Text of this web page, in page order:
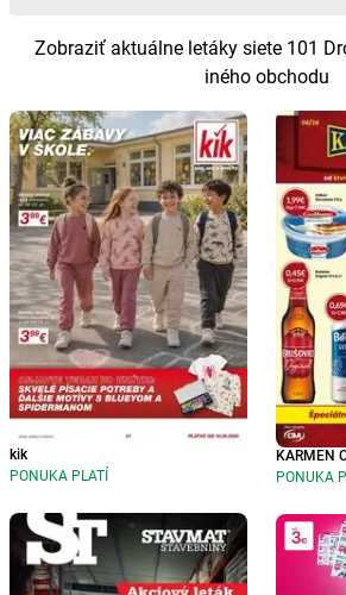
Zobraziť aktuálne letáky siete 101
iného obchodu
kik
PONUKA PLATÍ
KARMEN
PONUKA